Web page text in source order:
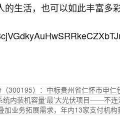
的生活，也可以如此丰富多
300195）：中标贵州省仁怀市申
统内装机容量‘最’大光伏项目——不
加业务拓展需求，年内13家支付机构